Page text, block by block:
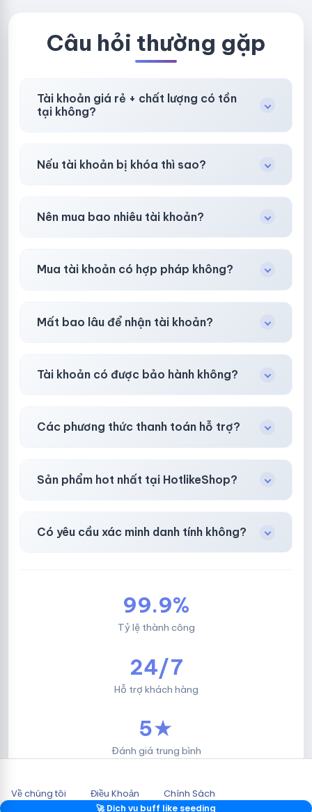
Về chúng tôi Điều Khoản
Chính Sách
2026 © HOTLIKESHOP.NET.
Câu hỏi thường gặp
Tài khoản giá rẻ + chất lượng có tồn
tại không?
ưu tiên chất lượng, bảo hành hơn là giá rẻ nhất.
Nếu tài khoản bị khóa thì sao?
trợ đổi mới hoặc hoàn 100%.
Nên mua bao nhiêu tài khoản?
phòng.
Mua tài khoản có hợp pháp không?
ràng trước khi bạn mua.
Mất bao lâu để nhận tài khoản?
toán thành công.
Tài khoản có được bảo hành không?
sách công khai.
Các phương thức thanh toán hỗ trợ?
các ví điện tử phổ biến.
Sản phẩm hot nhất tại HotlikeShop?
Có yêu cầu xác minh danh tính không?
99.9%
Tỷ lệ thành công
24/7
Hỗ trợ khách hàng
5★
Đánh giá trung bình
🚀 Dịch vụ buff like seeding